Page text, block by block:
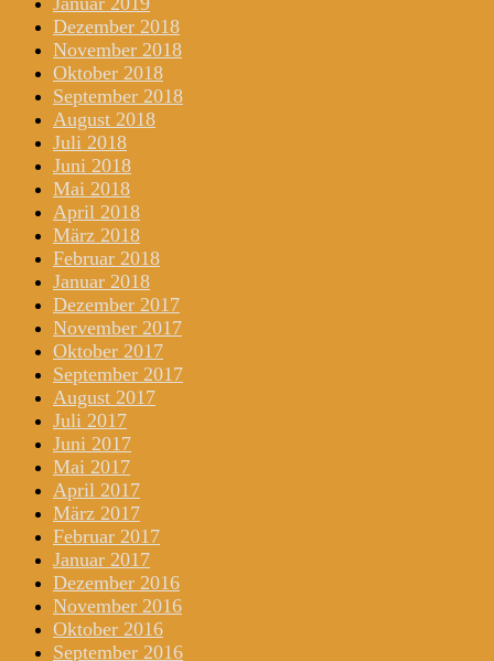
Dezember 2018
November 2018
Oktober 2018
September 2018
August 2018
Juli 2018
Juni 2018
Mai 2018
April 2018
März 2018
Februar 2018
Januar 2018
Dezember 2017
November 2017
Oktober 2017
September 2017
August 2017
Juli 2017
Juni 2017
Mai 2017
April 2017
März 2017
Februar 2017
Januar 2017
Dezember 2016
November 2016
Oktober 2016
September 2016